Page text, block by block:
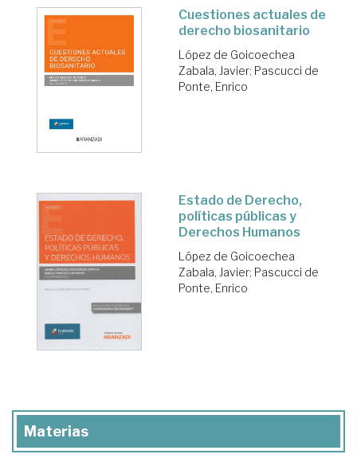
Cuestiones actuales de
derecho biosanitario
López de Goicoechea
Zabala, Javier; Pascucci de
Ponte, Enrico
Estado de Derecho,
políticas públicas y
Derechos Humanos
López de Goicoechea
Zabala, Javier; Pascucci de
Ponte, Enrico
Materias